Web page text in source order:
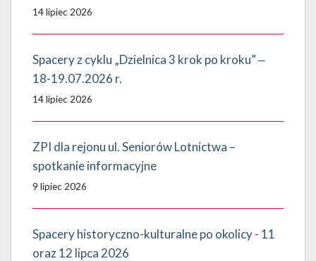
14 lipiec 2026
Spacery z cyklu „Dzielnica 3 krok po kroku” ‒
18-19.07.2026 r.
14 lipiec 2026
ZPI dla rejonu ul. Seniorów Lotnictwa –
spotkanie informacyjne
9 lipiec 2026
Spacery historyczno-kulturalne po okolicy - 11
oraz 12 lipca 2026